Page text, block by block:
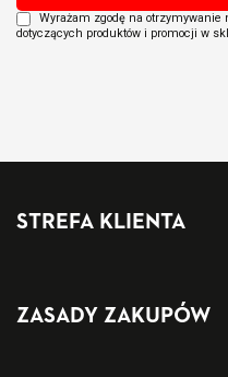
Wyrażam zgodę na
dotyczących produktów i promocji w
STREFA KLIENTA
ZASADY ZAKUPÓW